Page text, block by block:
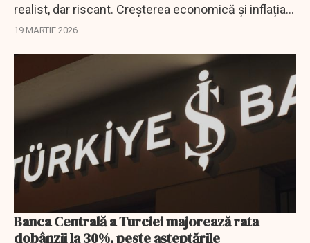
realist, dar riscant. Creșterea economică și inflația
ar putea devia de la estimări.
19 MARTIE 2026
Banca Centrală a Turciei majorează rata
dobânzii la 30%, peste așteptările